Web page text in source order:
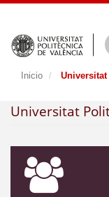
Inicio
Universitat